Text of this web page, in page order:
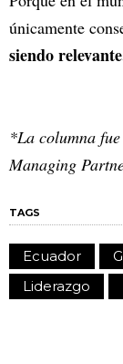
únicamente
siendo
*La columna
Managing
TAGS
Ecuador
Liderazgo